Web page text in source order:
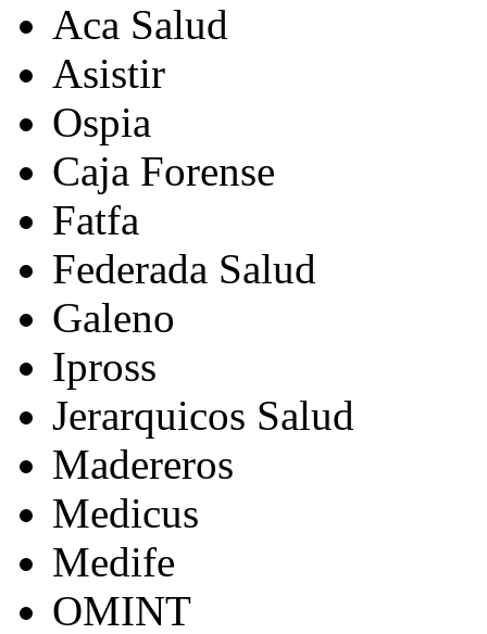
Aca Salud
Asistir
Ospia
Caja Forense
Fatfa
Federada Salud
Galeno
Ipross
Jerarquicos Salud
Madereros
Medicus
Medife
OMINT